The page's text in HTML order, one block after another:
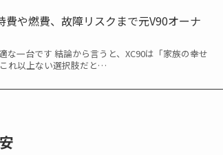
費や燃費、故障リスクまで元V90オーナ
な一台です 結論から言うと、XC90は「家族の幸せ
れ以上ない選択肢だと…